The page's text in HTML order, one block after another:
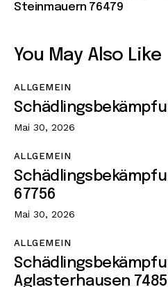
Steinmauern 76479
You May Also Like
ALLGEMEIN
Mai 30, 2026
ALLGEMEIN
67756
Mai 30, 2026
ALLGEMEIN
Aglasterhausen